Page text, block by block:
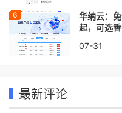
华纳云：
起，可选
07-31
最新评论